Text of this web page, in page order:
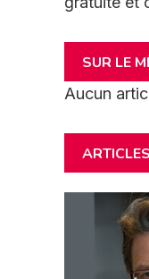
SUR LE
Aucun